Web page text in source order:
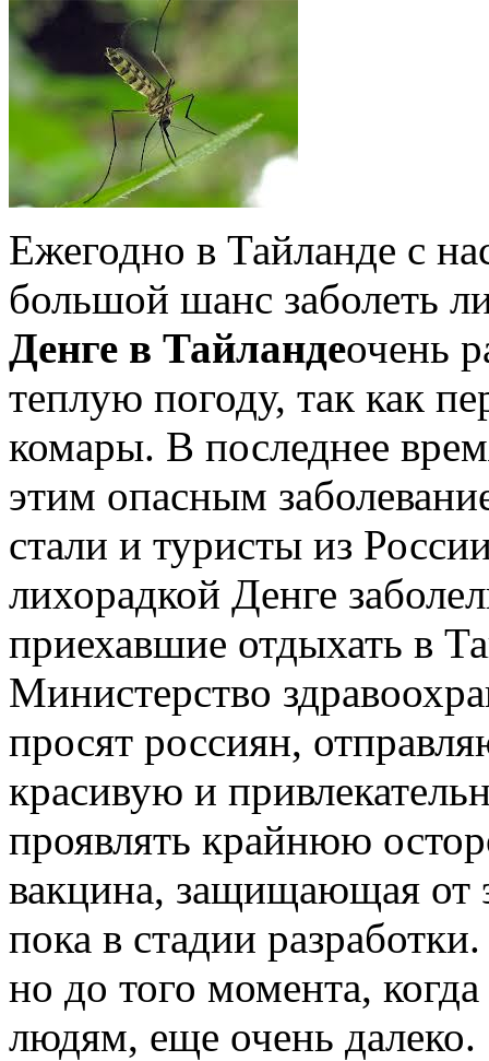
Ежегодно в Тайланде с
большой шанс заболеть
Денге в Тайландеочень
теплую погоду, так как
комары. В последнее
этим опасным
стали и туристы из
лихорадкой Денге
приехавшие отдыхать в
Министерство
просят россиян,
красивую и
проявлять крайнюю
вакцина, защищающая от
пока в стадии
но до того момента,
людям, еще очень далеко.